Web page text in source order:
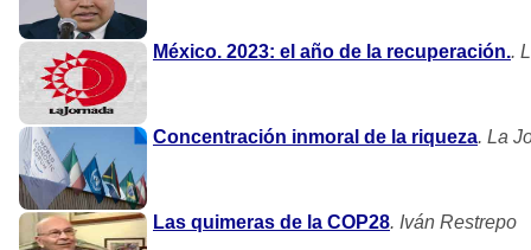
México. 2023: el año de la recuperación..
Concentración inmoral de la riqueza. La
Las quimeras de la COP28. Iván Restrepo